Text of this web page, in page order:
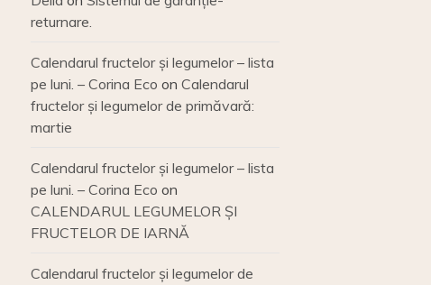
returnare.
Calendarul fructelor și legumelor – lista
pe luni. – Corina Eco on Calendarul
fructelor și legumelor de primăvară:
martie
Calendarul fructelor și legumelor – lista
pe luni. – Corina Eco on
CALENDARUL LEGUMELOR ȘI
FRUCTELOR DE IARNĂ
Calendarul fructelor și legumelor de